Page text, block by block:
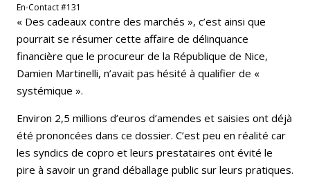
En-Contact #131
« Des cadeaux contre des marchés », c’est ainsi que
pourrait se résumer cette affaire de délinquance
financière que le procureur de la République de Nice,
Damien Martinelli, n’avait pas hésité à qualifier de «
systémique ».
Environ 2,5 millions d’euros d’amendes et saisies ont déjà
été prononcées dans ce dossier. C’est peu en réalité car
les syndics de copro et leurs prestataires ont évité le
pire à savoir un grand déballage public sur leurs pratiques.